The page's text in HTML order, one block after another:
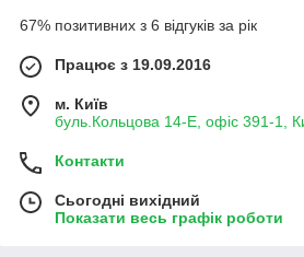
67% позитивних з 6 відгуків за рік
Працює з 19.09.2016
м. Київ
буль.Кольцова 14-Е, офіс 391-1,
Контакти
Сьогодні вихідний
Показати весь графік роботи